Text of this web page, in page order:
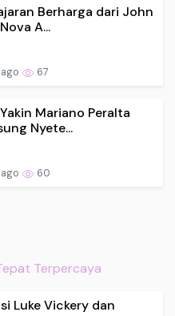
Berharga dari John
A...
67
Mariano Peralta
Nyete...
60
Terpercaya
Luke Vickery dan